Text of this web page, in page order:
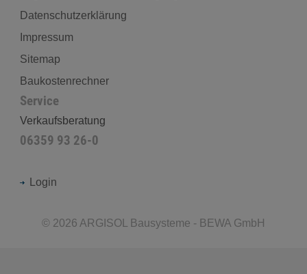
Datenschutzerklärung
Impressum
Sitemap
Baukostenrechner
Service
Verkaufsberatung
06359 93 26-0
Login
© 2026 ARGISOL Bausysteme - BEWA GmbH